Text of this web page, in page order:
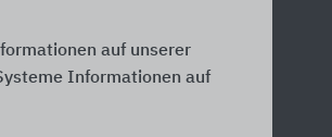
auf unserer
Informationen auf